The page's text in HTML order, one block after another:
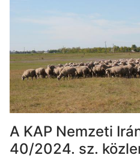
A KAP Nemzeti
40/2024. sz.